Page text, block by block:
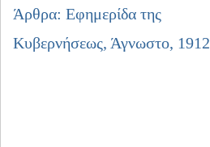
Άρθρα: Εφημερίδα της
Κυβερνήσεως, Άγνωστο, 1912